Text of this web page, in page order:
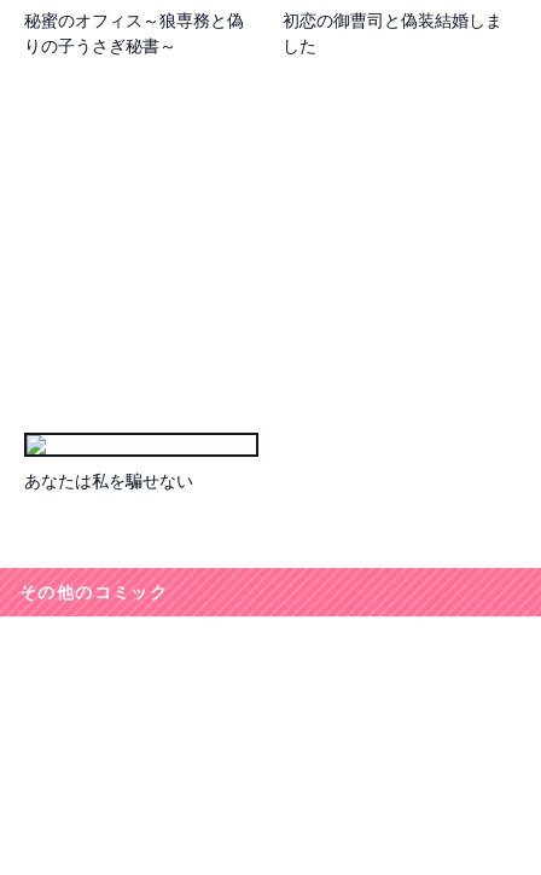
秘蜜のオフィス～狼専務と偽
りの子うさぎ秘書～
初恋の御曹司と偽装結婚しま
した
あなたは私を騙せない
その他のコミック